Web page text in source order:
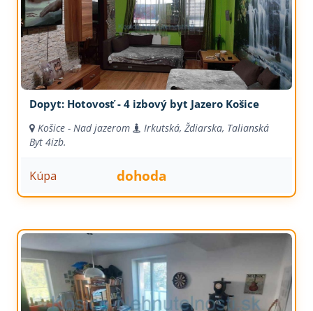
Dopyt: Hotovosť - 4 izbový byt Jazero Košice
Košice - Nad jazerom
Irkutská, Ždiarska, Talianská
Byt 4izb.
Kúpa dohoda